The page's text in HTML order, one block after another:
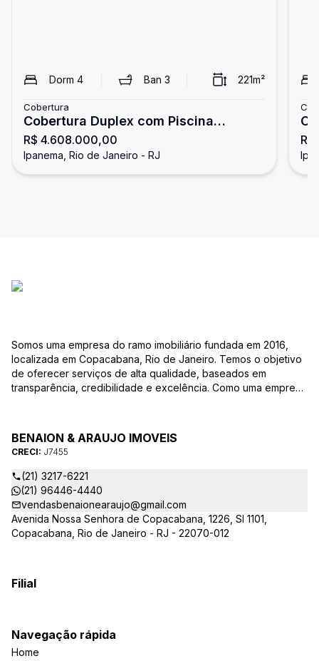
Dorm 4 Ban3 221m²
Cobertura
Cobertura Duplex com Piscina
Privativa e Churrasqueira em
Ipanema - 221 m² e 2 Vagas
R$ 4.608.000,00
Ipanema, Rio de Janeiro - RJ
Somos uma empresa do ramo imobiliário fundada em 2016,
localizada em Copacabana, Rio de Janeiro. Temos o objetivo
de oferecer serviços de alta qualidade, baseados em
transparência, credibilidade e excelência. Como uma empresa
BENAION & ARAUJO IMOVEIS
CRECI: J7455
(21) 3217-6221
(21) 96446-4440
vendasbenaionearaujo@gmail.com
Avenida Nossa Senhora de Copacabana, 1226, Sl 1101,
Copacabana, Rio de Janeiro - RJ - 22070-012
Filial
Navegação rápida
Home